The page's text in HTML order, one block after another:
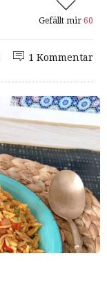
Gefällt mir 60
1 Kommentar